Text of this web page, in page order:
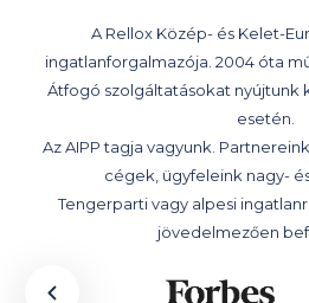
A Rellox Közép- és Kelet-
ingatlanforgalmazója. 2004 óta
Átfogó szolgáltatásokat nyújtunk
esetén.
Az AIPP tagja vagyunk.
cégek, ügyfeleink nagy-
Tengerparti vagy alpesi
jövedelmezően